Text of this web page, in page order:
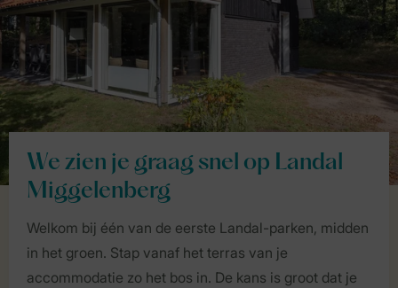
We zien je graag snel op Landal
Miggelenberg
Welkom bij één van de eerste Landal-parken, midden
in het groen. Stap vanaf het terras van je
accommodatie zo het bos in. De kans is groot dat je